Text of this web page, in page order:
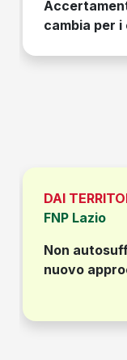
cambia per
DAI
FNP Lazio
Non
nuovo